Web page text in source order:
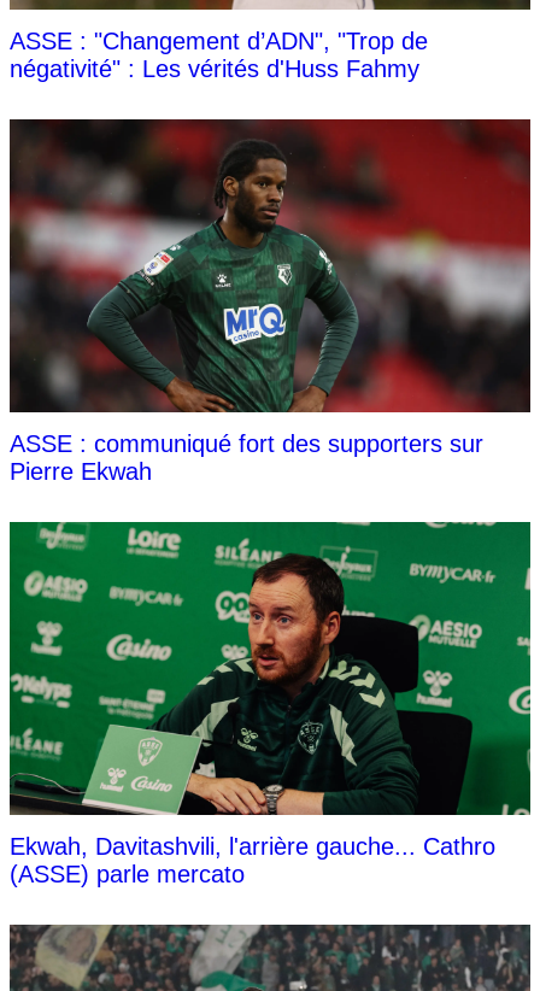
ASSE : "Changement d’ADN", "Trop de
négativité" : Les vérités d'Huss Fahmy
ASSE : communiqué fort des supporters sur
Pierre Ekwah
Ekwah, Davitashvili, l'arrière gauche... Cathro
(ASSE) parle mercato